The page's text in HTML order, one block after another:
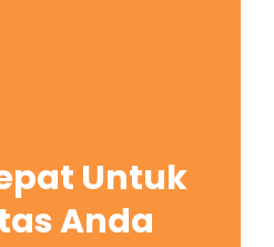
Untuk
Anda